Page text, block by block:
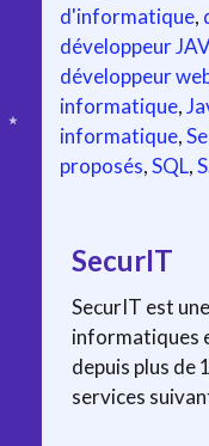
d'informatique,
développeur
développeur
informatique,
informatique,
proposés,SQL,
SecurIT
SecurIT est
informatiques
depuis plus de
services